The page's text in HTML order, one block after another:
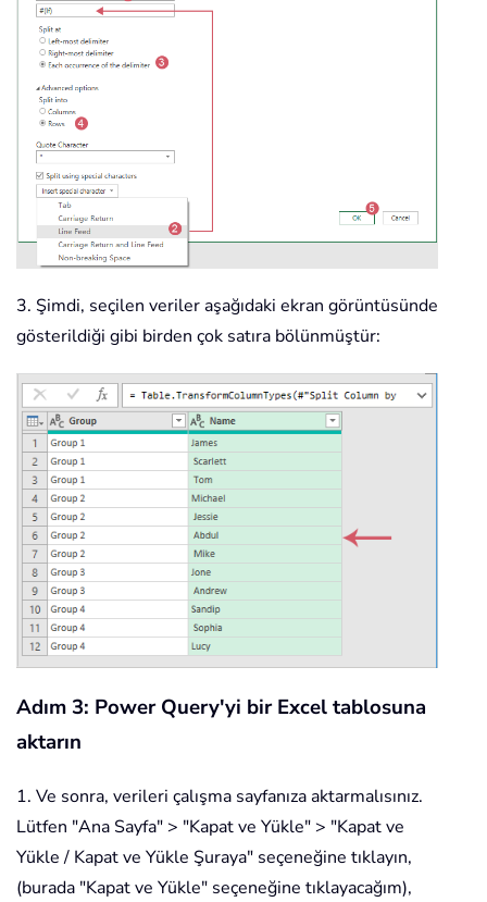
3. Şimdi, seçilen veriler aşağıdaki ekran görüntüsünde
gösterildiği gibi birden çok satıra bölünmüştür:
Adım 3: Power Query'yi bir Excel tablosuna
aktarın
1. Ve sonra, verileri çalışma sayfanıza aktarmalısınız.
Lütfen "Ana Sayfa" > "Kapat ve Yükle" > "Kapat ve
Yükle / Kapat ve Yükle Şuraya" seçeneğine tıklayın,
(burada "Kapat ve Yükle" seçeneğine tıklayacağım),